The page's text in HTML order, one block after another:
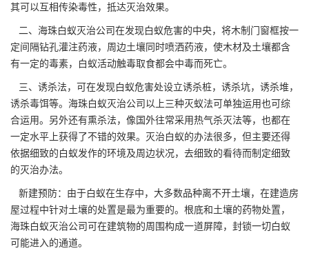
其可以互相传染毒性，抵达灭治效果。
二、海珠白蚁灭治公司在发现白蚁危害的中央，将木制门窗框按一
定间隔钻孔灌注药液，周边土壤同时喷洒药液，使木材及土壤都含
有一定的毒素，白蚁活动触毒取食都会中毒而死亡。
三、诱杀法，可在发现白蚁危害处设立诱杀桩，诱杀坑，诱杀堆，
诱杀毒饵等。海珠白蚁灭治公司以上三种灭蚁法可单独运用也可综
合运用。另外还有熏杀法，像国外往常采用热气杀灭法等，也都在
一定水平上获得了不错的效果。 灭治白蚁的办法很多，但主要还得
依据细致的白蚁发作的环境及周边状况，去细致的看待而制定细致
的灭治办法。
新建预防：由于白蚁在生存中，大多数品种离不开土壤，在建造房
屋过程中针对土壤的处置是最为重要的。根底和土壤的药物处置，
海珠白蚁灭治公司可在建筑物的周围构成一道屏障，封锁一切白蚁
可能进入的通道。